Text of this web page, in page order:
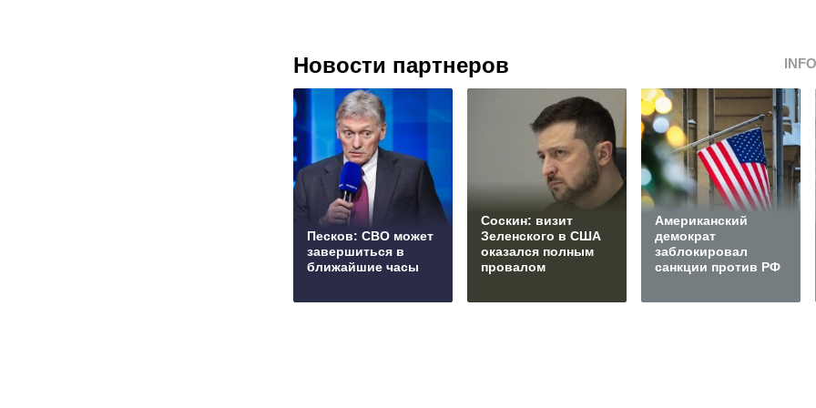
Новости партнеров
Песков: СВО может
завершиться в
ближайшие часы
Соскин: визит
Зеленского в США
оказался полным
провалом
Американский
демократ
заблокировал
санкции против РФ